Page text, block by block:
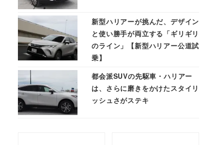
新型ハリアーが挑んだ、デザイン
と使い勝手が両立する「ギリギリ
のライン」【新型ハリアー公道試
乗】
都会派SUVの先駆車・ハリアー
は、さらに磨きをかけたスタイリ
ッシュさがステキ